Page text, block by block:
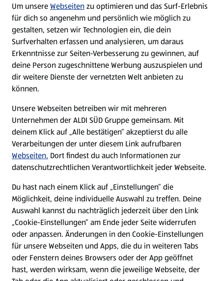
WhatsApp
Über ALDI SÜD
Filialen
Nachhaltigkeit
Karriere
Presse
Hilfe & Kontakt
(öffnet in einem neuen Tab)
Unternehmen
Folge uns hier:
Um unsereWebseitenzu optimieren und das Surf-Erlebnis
für dich so angenehm und persönlich wie möglich zu
gestalten, setzen wir Technologien ein, die dein
Surfverhalten erfassen und analysieren, um daraus
Erkenntnisse zur Seiten-Verbesserung zu gewinnen, auf
deine Person zugeschnittene Werbung auszuspielen und
dir weitere Dienste der vernetzten Welt anbieten zu
können.
Unsere Webseiten betreiben wir mit mehreren
Unternehmen der ALDI SÜD Gruppe gemeinsam. Mit
deinem Klick auf „Alle bestätigen“ akzeptierst du alle
Verarbeitungen der unter diesem Link aufrufbaren
Webseiten. Dort findest du auch Informationen zur
datenschutzrechtlichen Verantwortlichkeit jeder Webseite.
Du hast nach einem Klick auf „Einstellungen“ die
Möglichkeit, deine individuelle Auswahl zu treffen. Deine
Auswahl kannst du nachträglich jederzeit über den Link
„Cookie-Einstellungen“ am Ende jeder Seite widerrufen
oder anpassen. Änderungen in den Cookie-Einstellungen
für unsere Webseiten und Apps, die du in weiteren Tabs
oder Fenstern deines Browsers oder der App geöffnet
hast, werden wirksam, wenn die jeweilige Webseite, der